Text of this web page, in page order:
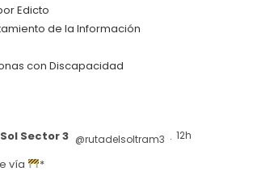
Edicto
de la Información
con Discapacidad
Sector 3 @rutadelsoltram3 · 12h
vía
*